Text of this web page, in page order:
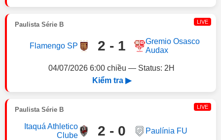
Paulista Série B LIVE
Flamengo SP 2 - 1
Gremio Osasco
Audax
04/07/2026 6:00 chiều — Status: 2H
Kiểm tra ▶
Paulista Série B LIVE
Itaquá Athletico
Clube
2 - 0 Paulínia FU